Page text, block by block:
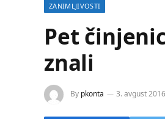
ZANIMLJIVOSTI
Pet
znali
By pkonta 3. avgust